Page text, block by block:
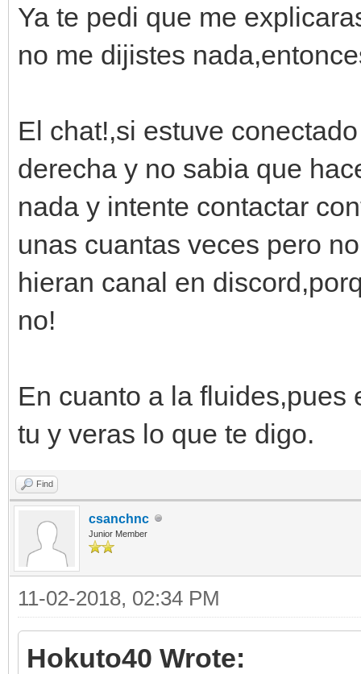
Ya te pedi que me
no me dijistes
El chat!,si estuve
derecha y no sabia que
nada y intente contactar
unas cuantas veces pero
hieran canal en
no!
En cuanto a la fluides,pues
tu y veras lo que te digo.
Find
csanchnc
Junior Member
11-02-2018, 02:34 PM
Hokuto40 Wrote: